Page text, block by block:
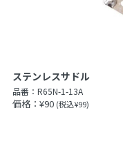
ステンレスサドル
品番： R65N-1-13A
価格：¥90 (税込¥99)